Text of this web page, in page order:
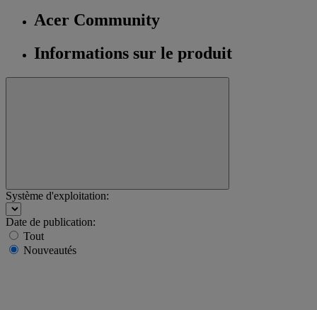
Acer Community
Informations sur le produit
Système d'exploitation:
Date de publication:
Tout
Nouveautés